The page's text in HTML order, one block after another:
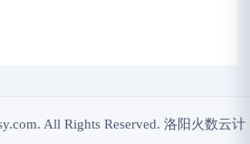
All Rights Reserved. 洛阳火数云计